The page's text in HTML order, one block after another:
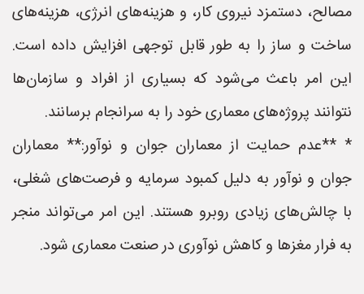
مصالح، دستمزد نیروی کار، و هزینه‌های انرژی، هزینه‌های
ساخت و ساز را به طور قابل توجهی افزایش داده است.
این امر باعث می‌شود که بسیاری از افراد و سازمان‌ها
نتوانند پروژه‌های معماری خود را به سرانجام برسانند.
* **عدم حمایت از معماران جوان و نوآور:** معماران
جوان و نوآور به دلیل کمبود سرمایه و فرصت‌های شغلی،
با چالش‌های زیادی روبرو هستند. این امر می‌تواند منجر
به فرار مغزها و کاهش نوآوری در صنعت معماری شود.